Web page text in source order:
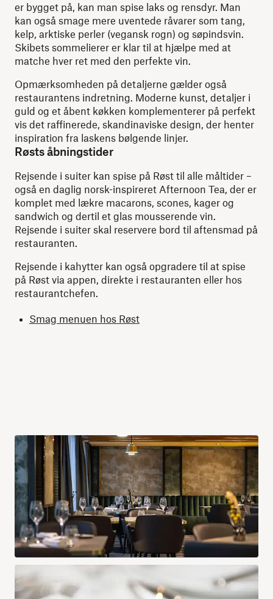
er bygget på, kan man spise laks og rensdyr. Man
kan også smage mere uventede råvarer som tang,
kelp, arktiske perler (vegansk rogn) og søpindsvin.
Skibets sommelierer er klar til at hjælpe med at
matche hver ret med den perfekte vin.
Opmærksomheden på detaljerne gælder også
restaurantens indretning. Moderne kunst, detaljer i
guld og et åbent køkken komplementerer på perfekt
vis det raffinerede, skandinaviske design, der henter
inspiration fra laskens bølgende linjer.
Røsts åbningstider
Rejsende i suiter kan spise på Røst til alle måltider –
også en daglig norsk-inspireret Afternoon Tea, der er
komplet med lækre macarons, scones, kager og
sandwich og dertil et glas mousserende vin.
Rejsende i suiter skal reservere bord til aftensmad på
restauranten.
Rejsende i kahytter kan også opgradere til at spise
på Røst via appen, direkte i restauranten eller hos
restaurantchefen.
Smag menuen hos Røst